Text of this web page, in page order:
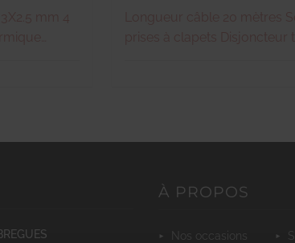
À PROPOS
nos occasions solutions de